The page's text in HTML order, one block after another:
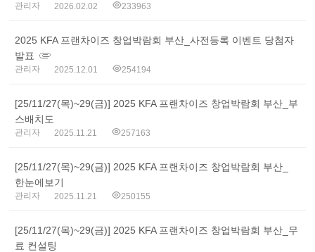
관리자 2026.02.02 233963
2025 KFA 프랜차이즈 창업박람회 부산_사전등록 이벤트 당첨자
발표
관리자 2025.12.01 254194
[25/11/27(목)~29(금)] 2025 KFA 프랜차이즈 창업박람회 부산_부
스배치도
관리자 2025.11.21 257163
[25/11/27(목)~29(금)] 2025 KFA 프랜차이즈 창업박람회 부산_
한눈에보기
관리자 2025.11.21 250155
[25/11/27(목)~29(금)] 2025 KFA 프랜차이즈 창업박람회 부산_무
료 컨설팅